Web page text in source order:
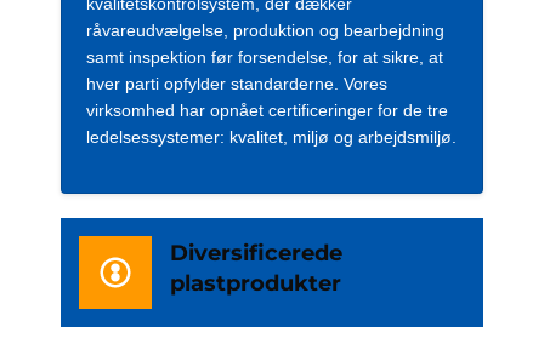
råvareudvælgelse, produktion og bearbejdning
samt inspektion før forsendelse, for at sikre, at
hver parti opfylder standarderne. Vores
virksomhed har opnået certificeringer for de tre
ledelsessystemer: kvalitet, miljø og arbejdsmiljø.
Diversificerede
plastprodukter